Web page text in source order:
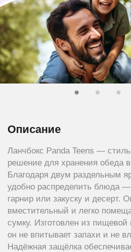
Описание
Ланчбокс Panda Teens —
решение для хранения обеда
Благодаря двум раздельным
удобно распределить блюда
гарнир или закуску и десерт.
вместительный и легко
сумку. Изготовлен из
он не впитывает запахи и не
Надёжная защёлка